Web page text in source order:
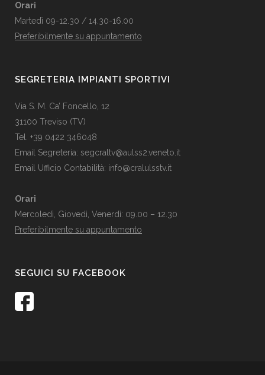
Orari
Martedì 09-12.30 / 14.30-16.00
Preferibilmente su appuntamento
SEGRETERIA IMPIANTI SPORTIVI
Via S. M. Ca’ Foncello, 12
31100 Treviso (TV)
Tel. +39 0422 346048
Email Segreteria: segcraltv@aulss2.veneto.it
Email Ufficio Contabilità: info@cralulsstv.it
Orari
Mercoledì, Giovedì, Venerdì: 09.00 – 12.30
Preferibilmente su appuntamento
SEGUICI SU FACEBOOK